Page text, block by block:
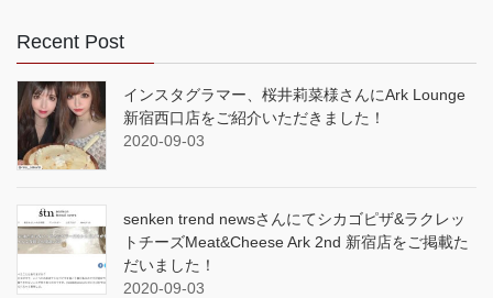
Recent Post
インスタグラマー、桜井莉菜様さんにArk Lounge
新宿西口店をご紹介いただきました！
2020-09-03
senken trend newsさんにてシカゴピザ&ラクレッ
トチーズMeat&Cheese Ark 2nd 新宿店をご掲載た
だいました！
2020-09-03